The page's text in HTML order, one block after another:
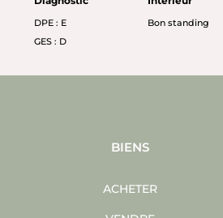
DPE : E
GES : D
Bon standing
BIENS
ACHETER